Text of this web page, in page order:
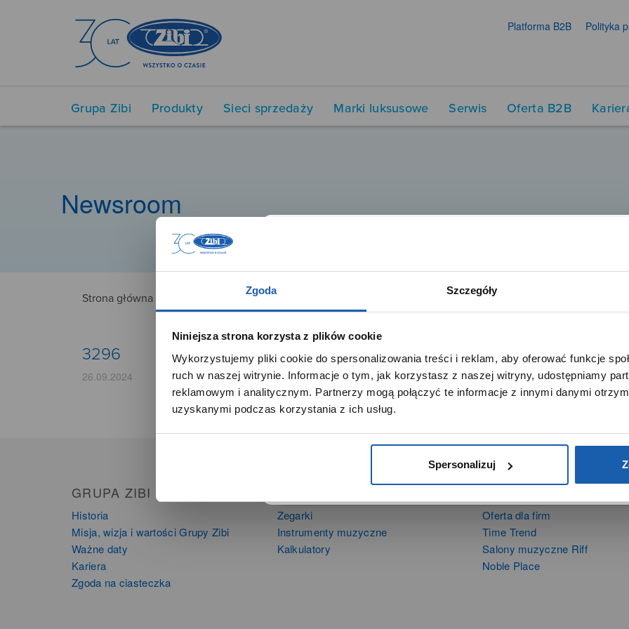
Zgoda Szczegóły
Niniejsza strona korzysta z plików cookie
Wykorzystujemy pliki cookie do spersonalizowania treści i reklam, aby oferować funkcje
ruch w naszej witrynie. Informacje o tym, jak korzystasz z naszej witryny, udostępniamy
reklamowym i analitycznym. Partnerzy mogą połączyć te informacje z innymi danymi
uzyskanymi podczas korzystania z ich usług.
Spersonalizuj
Platforma B2B Polityka
Grupa Zibi Produkty Sieci sprzedaży Marki luksusowe Serwis Oferta B2B
Newsroom
Strona główna
3296
26.09.2024
GRUPA ZIBI
Historia
Misja, wizja i wartości Grupy Zibi
Ważne daty
Kariera
Zgoda na ciasteczka
Zegarki
Instrumenty muzyczne
Kalkulatory
Oferta dla firm
Time Trend
Salony muzyczne Riff
Noble Place
SZANOWNA UŻYTKOWNICZKO
Używamy plików cookie w celach analitycznych, statystycznych
marketingowych, w tym aby analizować ruch w tej witrynie,
optymalizować jej działanie oraz zapamiętywać Twoje preferencje.
DOWIEDZ SIĘ WIĘCEJ PRZEJDŹ DO SERWISU